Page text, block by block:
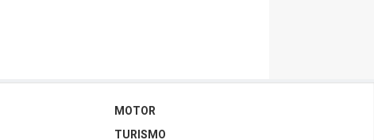
MOTOR
TURISMO